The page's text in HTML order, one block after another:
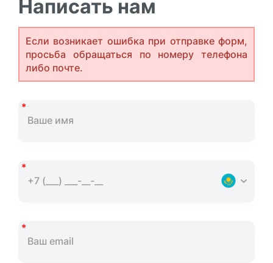
Если возникает ошибка при отправке форм,
просьба обращаться по номеру телефона
либо почте.